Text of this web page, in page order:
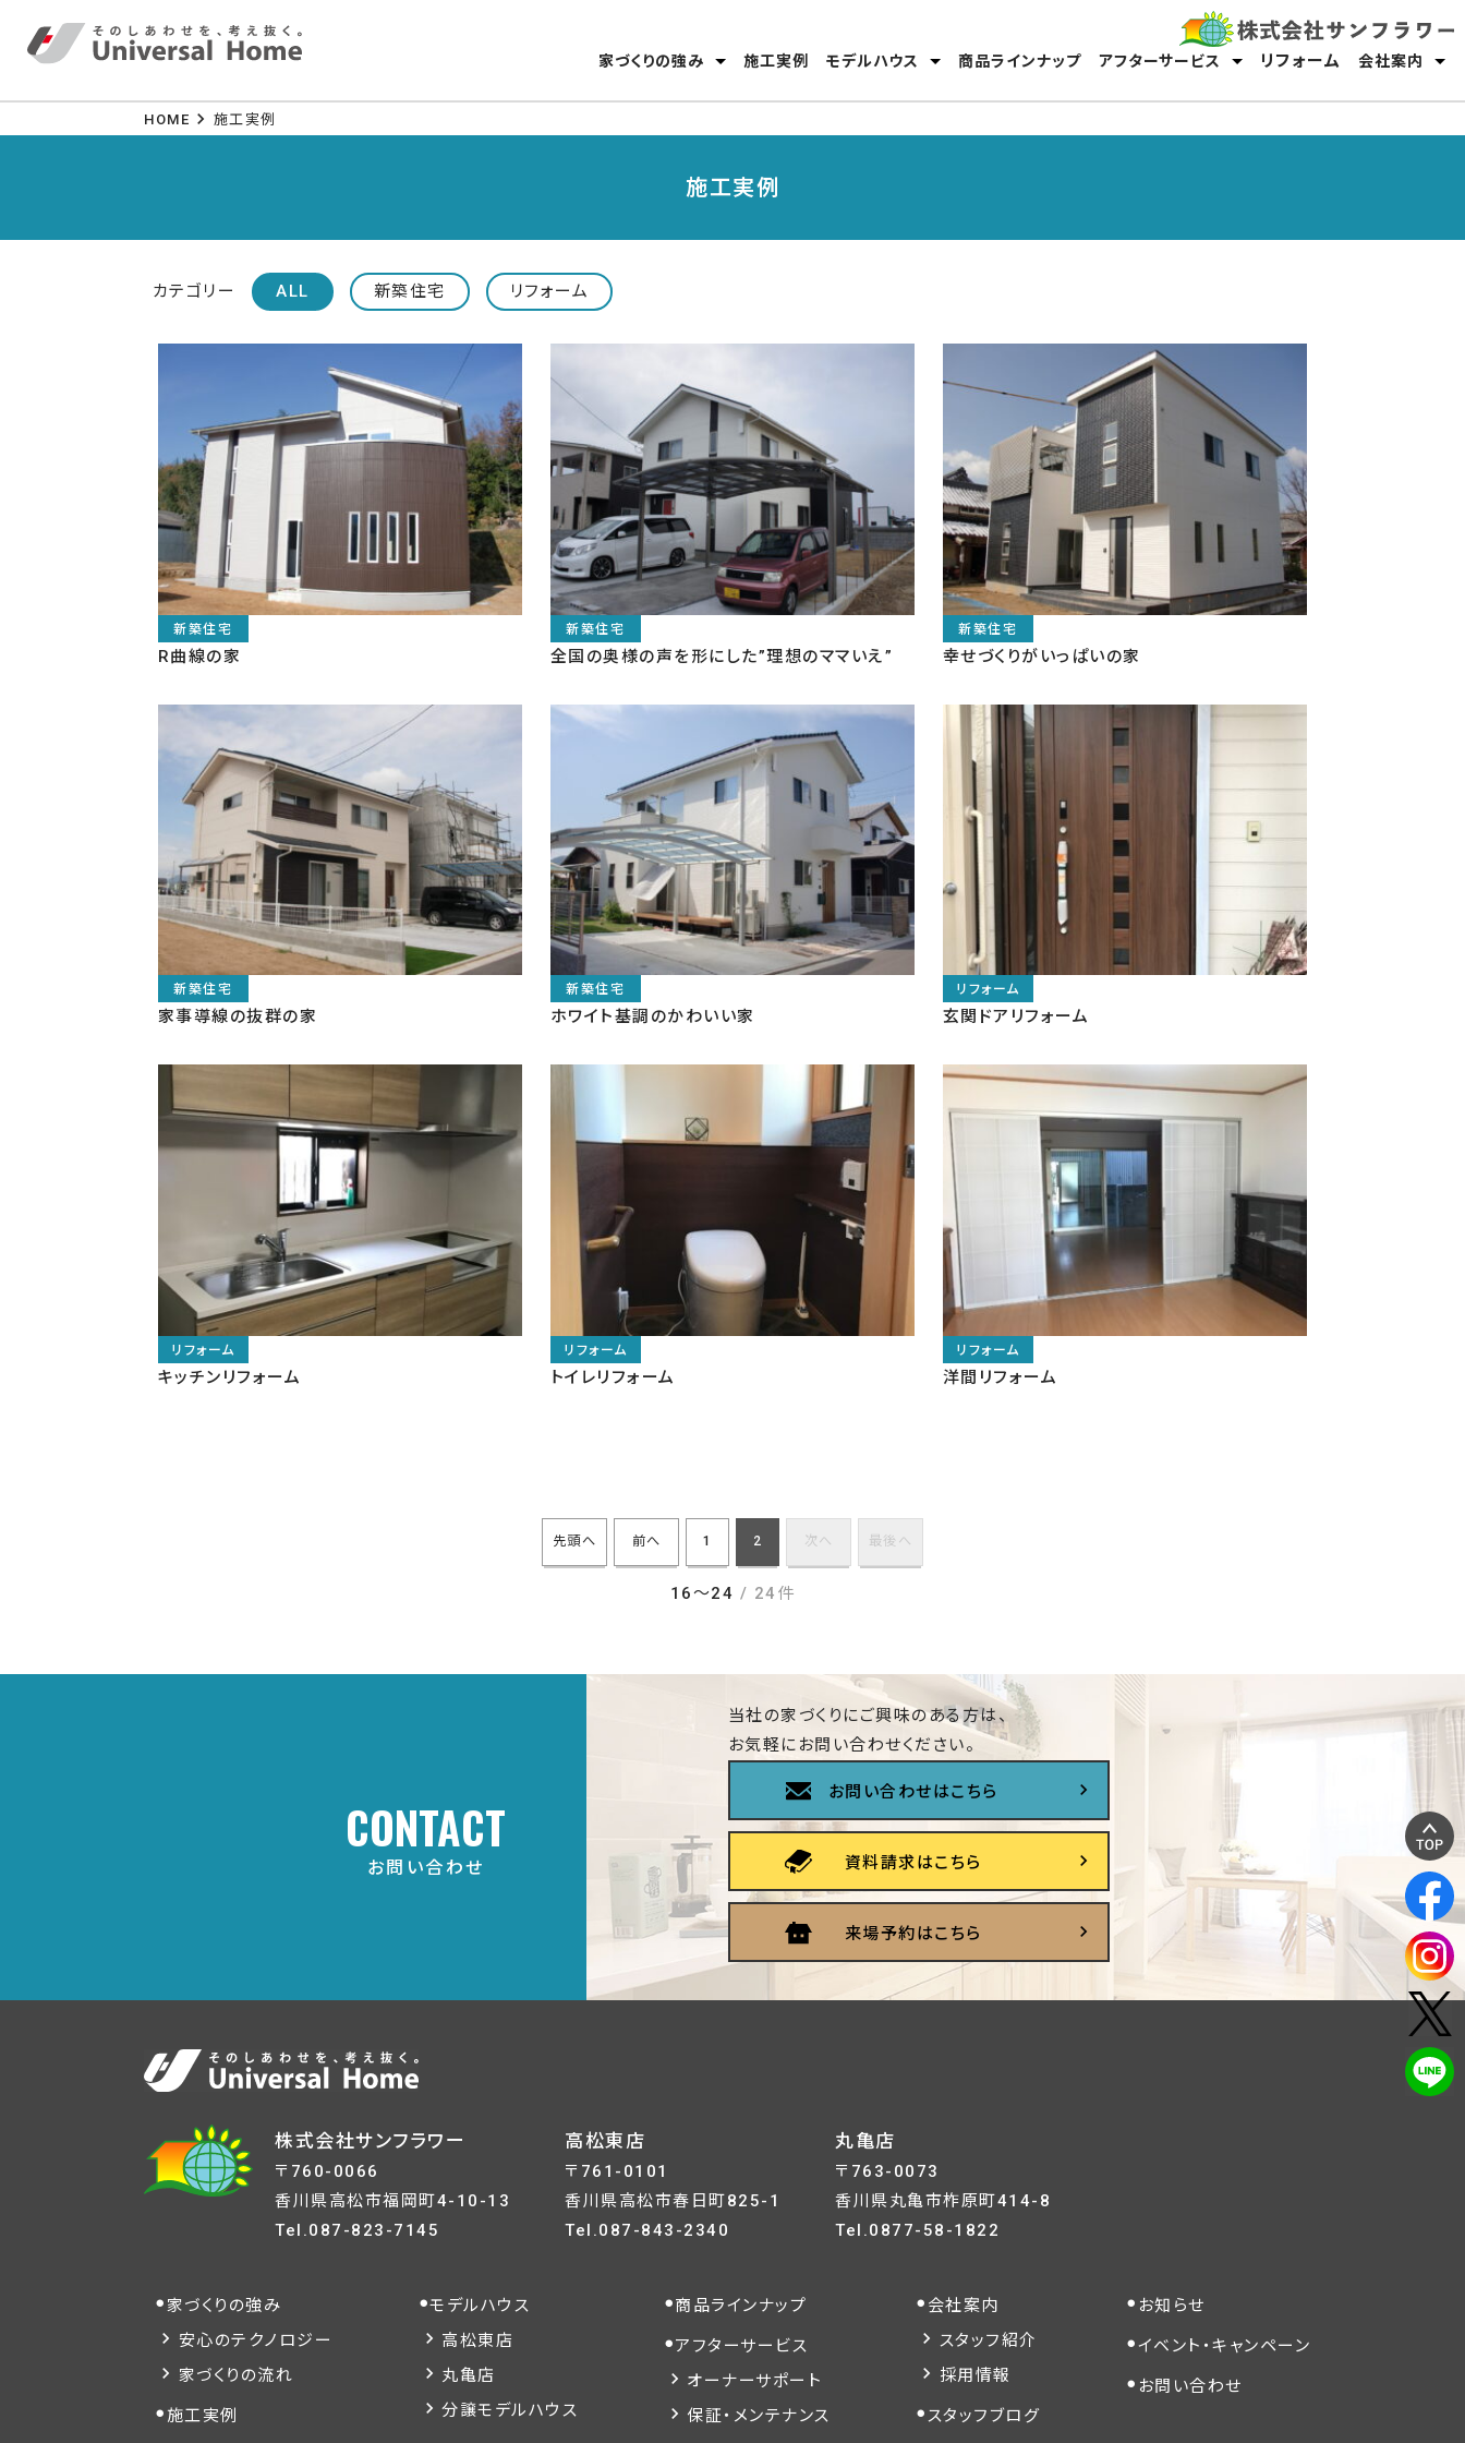
家づくりの強み 施工実例 モデルハウス 商品ラインナップ アフターサービス リフォーム 会社案内
HOME
施工実例
施工実例
カテゴリー ALL 新築住宅 リフォーム
R曲線の家 全国の奥様の声を形にした”理想のママいえ” 幸せづくりがいっぱいの家
家事導線の抜群の家 ホワイト基調のかわいい家 玄関ドアリフォーム
キッチンリフォーム トイレリフォーム 洋間リフォーム
先頭へ 前へ 1 2 次へ 最後へ
16〜24 / 24件
CONTACT
お問い合わせ
当社の家づくりにご興味のある方は、
お気軽にお問い合わせください。
お問い合わせはこちら
資料請求はこちら
来場予約はこちら
株式会社サンフラワー
〒760-0066
香川県高松市福岡町4-10-13
Tel.087-823-7145
高松東店
〒761-0101
香川県高松市春日町825-1
Tel.087-843-2340
丸亀店
〒763-0073
香川県丸亀市柞原町414-8
Tel.0877-58-1822
家づくりの強み
安心のテクノロジー
家づくりの流れ
施工実例
モデルハウス
高松東店
丸亀店
分譲モデルハウス
商品ラインナップ
アフターサービス
オーナーサポート
保証・メンテナンス
会社案内
スタッフ紹介
採用情報
スタッフブログ
お知らせ
イベント・キャンペーン
お問い合わせ